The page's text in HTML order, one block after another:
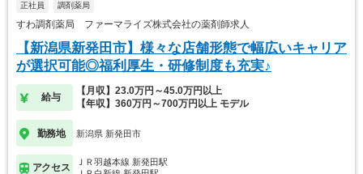
正社員 調剤薬局
すわ調剤薬局 ファーマライズ株式会社の薬剤師求人
【新潟県新発田市】様々な店舗形態で幅広いキャリア
が選択可能◎福利厚生・研修制度も充実♪
給与
【月収】23.0万円～45.0万円以上
【年収】360万円～700万円以上 モデル
勤務地 新潟県 新発田市
アクセス
ＪＲ羽越本線 新発田駅